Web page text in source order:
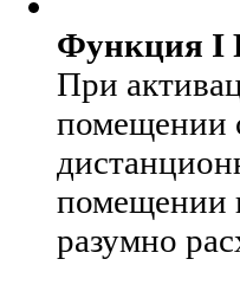
Функция I
При
помещении
помещении
разумно